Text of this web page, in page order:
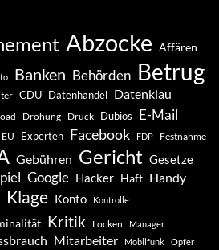
Abzocke Affären
Banken Behörden Betrug
CDU Datenhandel Datenklau
Drohung Druck Dubios E-Mail
EU Experten Facebook FDP Festnahme
Gebühren Gericht Gesetze
Google Hacker Haft Handy
Klage Konto Kontrolle
Kritik Locken Manager
Mitarbeiter Mobilfunk Opfer